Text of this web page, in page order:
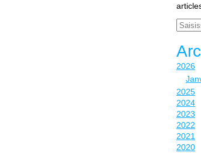
Email
2026
2025
2024
2023
2022
2021
2020